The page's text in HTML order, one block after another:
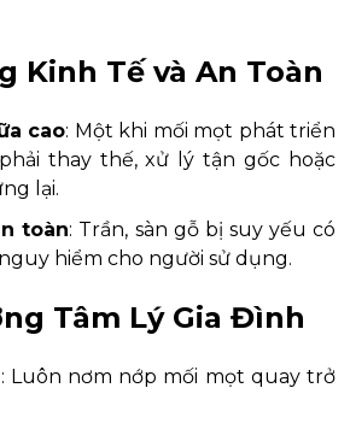
Kinh Tế và An Toàn
cao: Một khi mối mọt phát triển
thay thế, xử lý tận gốc hoặc
lại.
toàn: Trần, sàn gỗ bị suy yếu có
hiểm cho người sử dụng.
Tâm Lý Gia Đình
: Luôn nơm nớp mối mọt quay trở